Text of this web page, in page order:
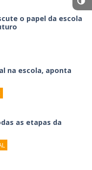
o papel da escola
na escola, aponta
as etapas da